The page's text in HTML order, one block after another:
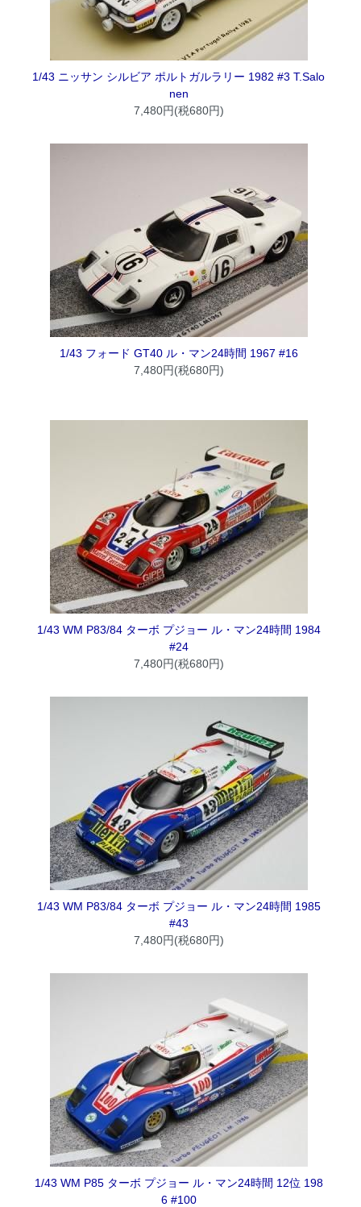
1/43 ニッサン シルビア ポルトガルラリー 1982 #3 T.Salo
nen
7,480円(税680円)
1/43 フォード GT40 ル・マン24時間 1967 #16
7,480円(税680円)
1/43 WM P83/84 ターボ プジョー ル・マン24時間 1984
#24
7,480円(税680円)
1/43 WM P83/84 ターボ プジョー ル・マン24時間 1985
#43
7,480円(税680円)
1/43 WM P85 ターボ プジョー ル・マン24時間 12位 198
6 #100